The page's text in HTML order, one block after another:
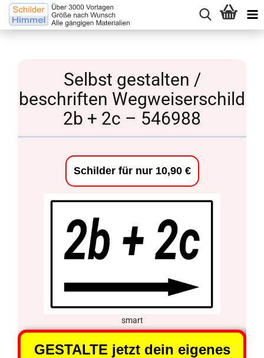
Selbst gestalten /
beschriften Wegweiserschild
2b + 2c – 546988
Schilder für nur 10,90 €
smart
GESTALTE jetzt dein eigenes